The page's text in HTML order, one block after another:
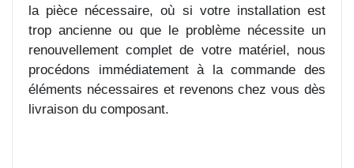
la pièce nécessaire, où si votre installation est
trop ancienne ou que le problème nécessite un
renouvellement complet de votre matériel, nous
procédons immédiatement à la commande des
éléments nécessaires et revenons chez vous dès
livraison du composant.